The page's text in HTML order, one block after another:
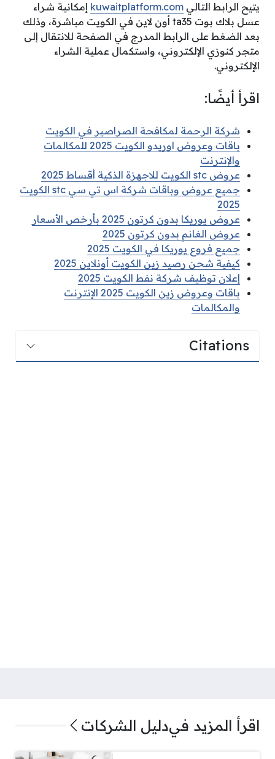
يتيح الرابط التالي kuwaitplatform.com إمكانية شراء
عسل بلاك بوت ta35 أون لاين في الكويت مباشرة، وذلك
بعد الضغط على الرابط المدرج في الصفحة للانتقال إلى
متجر كنوزي الإلكتروني، واستكمال عملية الشراء
الإلكتروني.
اقرأ أيضًا:
شركة الرحمة لمكافحة الصراصير في الكويت
باقات وعروض اوريدو الكويت 2025 للمكالمات
والإنترنت
عروض stc الكويت للاجهزة الذكية أقساط 2025
جميع عروض وباقات شركة اس تي سي stc الكويت
2025
عروض يوريكا بدون كرتون 2025 بأرخص الأسعار
عروض الغانم بدون كرتون 2025
جميع فروع يوريكا في الكويت 2025
كيفية شحن رصيد زين الكويت أونلاين 2025
إعلان توظيف شركة نفط الكويت 2025
باقات وعروض زين الكويت 2025 الإنترنت
والمكالمات
Citations
اقرأ المزيد فيدليل الشركات